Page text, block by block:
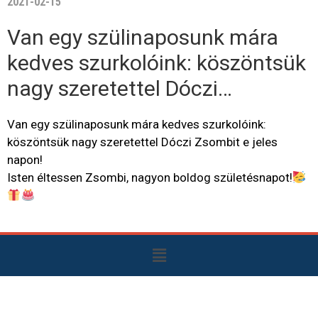
Van egy szülinaposunk mára
kedves szurkolóink: köszöntsük
nagy szeretettel Dóczi…
Van egy szülinaposunk mára kedves szurkolóink:
köszöntsük nagy szeretettel Dóczi Zsombit e jeles
napon!
Isten éltessen Zsombi, nagyon boldog születésnapot!